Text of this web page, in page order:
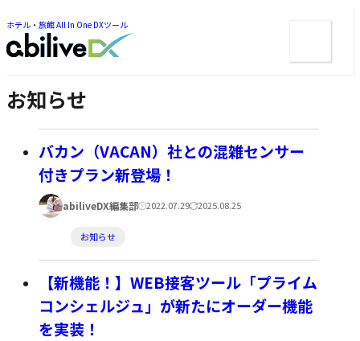
ホテル・旅館 All In One DXツール
ま
で
ジ
プ
で
ジ
ャ
プ
ュ
お知らせ
バカン（VACAN）社との混雑センサー
付きプラン新登場！
著
者:
abiliveDX編集部公
日:
2022.07.29更
日:
2025.08.25
テ
ゴ
リ
ー:
お知らせ
【新機能！】WEB接客ツール「プライム
コンシェルジュ」が新たにオーダー機能
を実装！